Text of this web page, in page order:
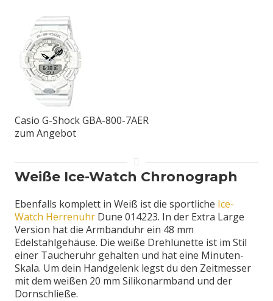
Casio G-Shock GBA-800-7AER
zum Angebot
Weiße Ice-Watch Chronograph
Ebenfalls komplett in Weiß ist die sportliche Ice-
Watch Herrenuhr Dune 014223. In der Extra Large
Version hat die Armbanduhr ein 48 mm
Edelstahlgehäuse. Die weiße Drehlünette ist im Stil
einer Taucheruhr gehalten und hat eine Minuten-
Skala. Um dein Handgelenk legst du den Zeitmesser
mit dem weißen 20 mm Silikonarmband und der
Dornschließe.